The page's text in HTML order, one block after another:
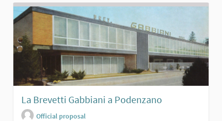
La Brevetti Gabbiani a Podenzano
Official proposal